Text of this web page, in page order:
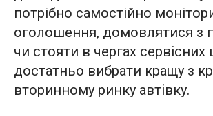
потрібно самостійно
оголошення, домовлятися з
чи стояти в чергах сервісних
достатньо вибрати кращу з
вторинному ринку автівку.